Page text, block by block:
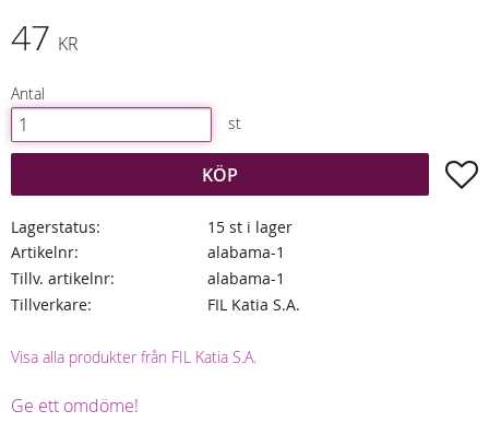
47 KR
Antal
st
KÖP
Lagerstatus
15 st i lager
Artikelnr
alabama-1
Tillv. artikelnr
alabama-1
Tillverkare
FIL Katia S.A.
Visa alla produkter från FIL Katia S.A.
Ge ett omdöme!